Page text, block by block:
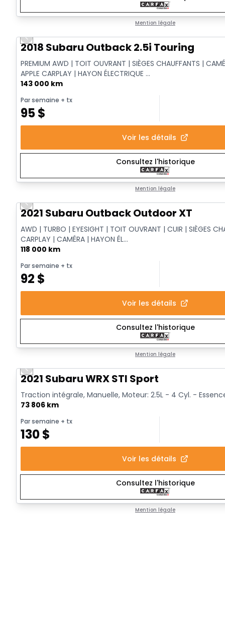
Mention légale
Previous slide
2018 Subaru Outback 2.5i Touring
PREMIUM AWD | TOIT OUVRANT | SIÈGES CHAUFFANTS |
APPLE CARPLAY | HAYON ÉLECTRIQUE ...
143 000 km
Par semaine + tx
95$
Voir les détails
Consultez l'historique
Mention légale
Vidéo disponible
Previous slide
2021 Subaru Outback Outdoor XT
AWD | TURBO | EYESIGHT | TOIT OUVRANT | CUIR | SIÈGES
CARPLAY | CAMÉRA | HAYON ÉL...
118 000 km
Par semaine + tx
92 $
Voir les détails
Consultez l'historique
Mention légale
Vidéo disponible
Previous slide
2021 Subaru WRX STI Sport
Traction intégrale, Manuelle, Moteur: 2.5L - 4 Cyl. -
73 806 km
Par semaine + tx
130$
Voir les détails
Consultez l'historique
Mention légale